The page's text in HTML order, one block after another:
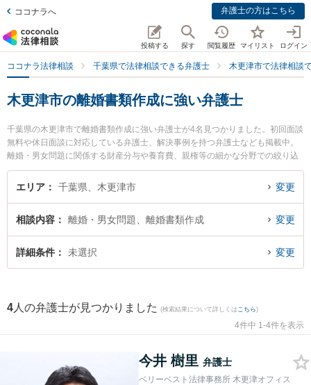
ココナラへ 弁護士の方はこちら
投稿する 探す 閲覧履歴 マイリスト ログイン
ココナラ法律相談 千葉県で法律相談できる弁護士 木更津市で法律相談
木更津市の離婚書類作成に強い弁護士
千葉県の木更津市で離婚書類作成に強い弁護士が4名見つかりました。初回面談
無料や休日面談に対応している弁護士、解決事例を持つ弁護士なども掲載中。
離婚・男女問題に関係する財産分与や養育費、親権等の細かな分野での絞り込
み検索もでき便利です。特にベリーベスト法律事務所 木更津オフィスの今井 樹
里弁護士や弁護士法人心 木更津法律事務所の本吉 政尋弁護士、きみさらず法律
ぐに弁護士に相談したい』『離婚書類作成のトラブル解決の実績豊富な近くの
弁護士を検索したい』『初回相談無料で離婚書類作成を法律相談できる木更津
市内の弁護士に相談予約したい』などでお困りの相談者さんにおすすめです。
エリア 千葉県、木更津市 変更
相談内容 離婚・男女問題、離婚書類作成 変更
詳細条件 未選択 変更
4 人の弁護士が見つかりました (検索結果について詳しくは こちら)
4件中 1-4件を表示
今井 樹里 弁護士
ベリーベスト法律事務所 木更津オフィス